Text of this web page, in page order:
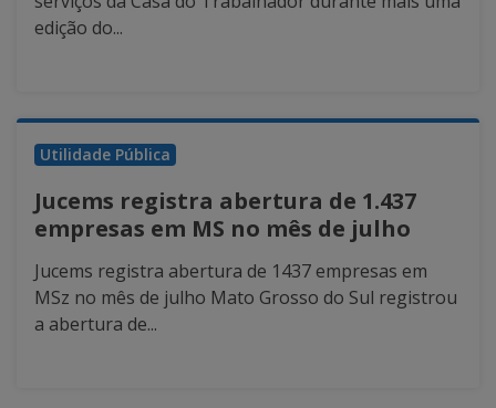
edição do...
Utilidade Pública
Jucems registra abertura de 1.437
empresas em MS no mês de julho
Jucems registra abertura de 1437 empresas em
MSz no mês de julho Mato Grosso do Sul registrou
a abertura de...